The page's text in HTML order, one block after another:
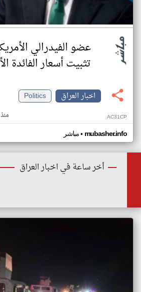
عضو الفيدرالي
تثبيت أسعار الفائدة
اخبار العراق
Politics
منذ ١٦ AC31CP
مباشر• mubasher.info
أخر ساعة في اخبار العراق